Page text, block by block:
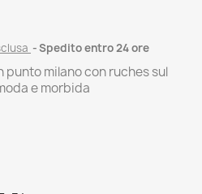
Spedito entro 24 ore
milano con ruches sul
e morbida